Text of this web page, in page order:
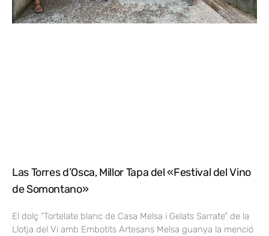
Las Torres d’Osca, Millor Tapa del «Festival del Vino
de Somontano»
El dolç “Tortelate blanc de Casa Melsa i Gelats Sarrate” de la
Llotja del Vi amb Embotits Artesans Melsa guanya la menció